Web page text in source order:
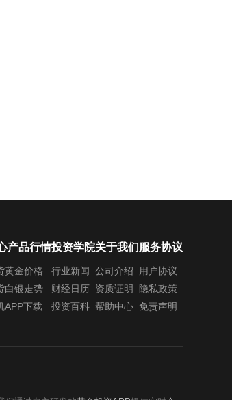
产品行情
黄金价格
白银走势
APP下载
投资学院
行业新闻
财经日历
投资百科
关于我们
公司介绍
资质证明
帮助中心
服务协议
用户协议
隐私政策
免责声明